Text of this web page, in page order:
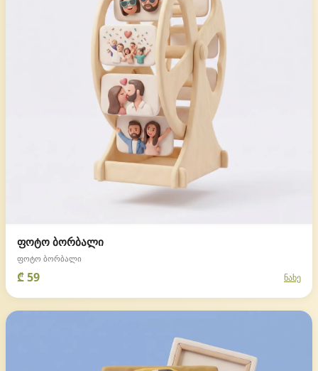
ფოტო ბორბალი
ფოტო ბორბალი
₾ 59 ნახე